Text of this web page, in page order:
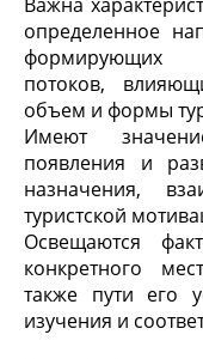
определенное
формирующих
потоков,
объем и формы
Имеют
появления и
назначения,
туристской
Освещаются
конкретного
также пути его
изучения и